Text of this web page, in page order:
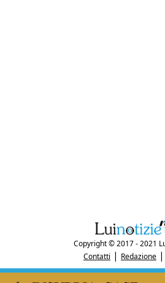
Copyright © 2017 - 2021
Contatti | Redazione |
"Luinonotizie.it è una testata giornalistica